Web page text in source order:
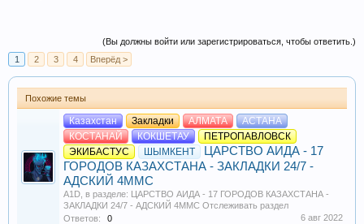
(Вы должны войти или зарегистрироваться, чтобы ответить.)
1
2 3 4 Вперёд >
Похожие темы
Казахстан Закладки АЛМАТА
АСТАНА
КОСТАНАЙ
КОКШЕТАУ
ПЕТРОПАВЛОВСК
ЭКИБАСТУС
ШЫМКЕНТ
ЦАРСТВО АИДА - 17
ГОРОДОВ КАЗАХСТАНА - ЗАКЛАДКИ 24/7 -
АДСКИЙ 4MMC
A1D , в разделе: ЦАРСТВО АИДА - 17 ГОРОДОВ КАЗАХСТАНА -
ЗАКЛАДКИ 24/7 - АДСКИЙ 4MMC Отслеживать раздел
Ответов:
0 6 авг 2022